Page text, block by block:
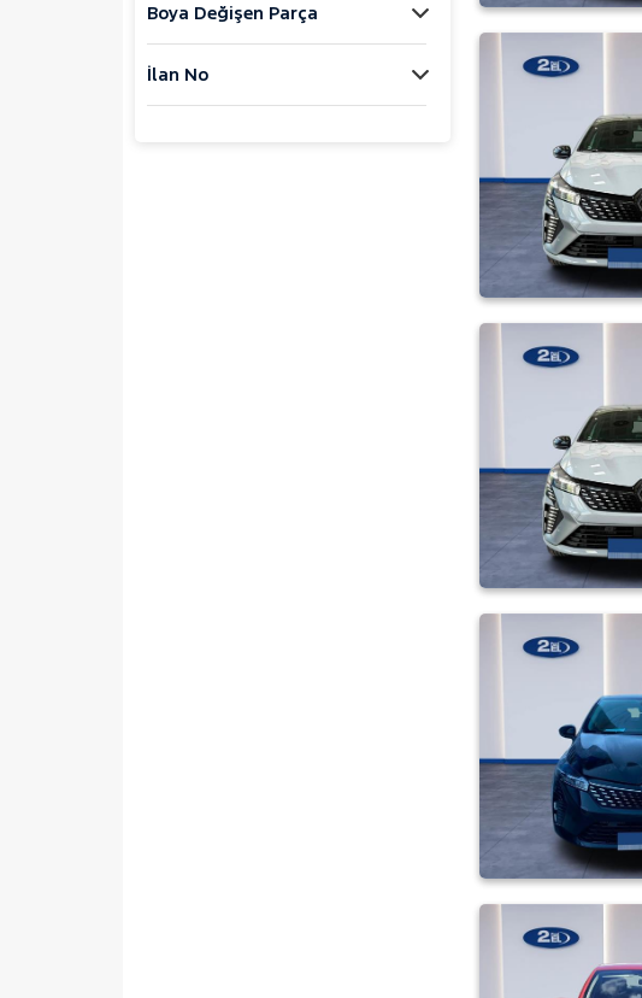
PEUGEOT
Boya Değişen Parça
İlan No